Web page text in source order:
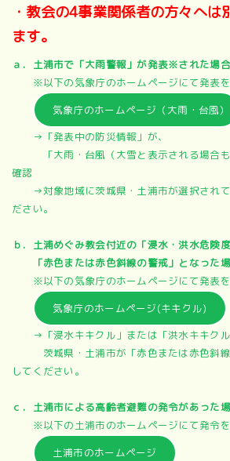
・教会の4事業関係者の方々へは
ます。
ａ．土浦市で「大雨警報」が発表※された場合
※以下の気象庁のホームページにて発表を
気象庁のホームページ（大雨・台風）
→「発表中の防災情報」が、
「大雨・台風（大雪と表示される場合も
確認
→対象地域に茨城県・土浦市が選択されて
ださい。
ｂ．土浦めぐみ教会付近の「浸水・洪水危険
「赤色または赤色斜線の警戒」となった
※以下の気象庁のホームページにて発表を
気象庁のホームページ(キキクル)
→「浸水キキクル」または「洪水キキクル
茨城県・土浦市が「赤色または赤色斜線
してください。
ｃ．土浦市による高齢者避難の発令があった
※以下の土浦市のホームページにて発令を
土浦市のホームページ